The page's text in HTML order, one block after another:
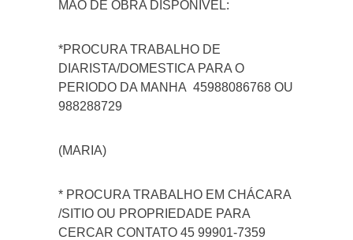
MÃO DE OBRA DISPONIVEL:
*PROCURA TRABALHO DE
DIARISTA/DOMESTICA PARA O
PERIODO DA MANHA 45988086768 OU
988288729
(MARIA)
* PROCURA TRABALHO EM CHÁCARA
/SITIO OU PROPRIEDADE PARA
CERCAR CONTATO 45 99901-7359